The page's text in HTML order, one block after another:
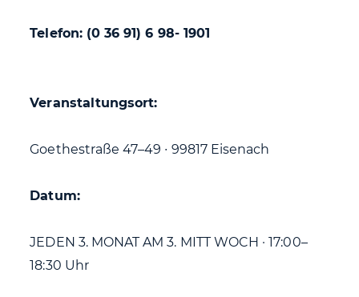
Telefon: (0 36 91) 6 98- 1901
Veranstaltungsort:
Goethestraße 47–49 ∙ 99817 Eisenach
Datum:
JEDEN 3. MONAT AM 3. MITT WOCH · 17:00–
18:30 Uhr